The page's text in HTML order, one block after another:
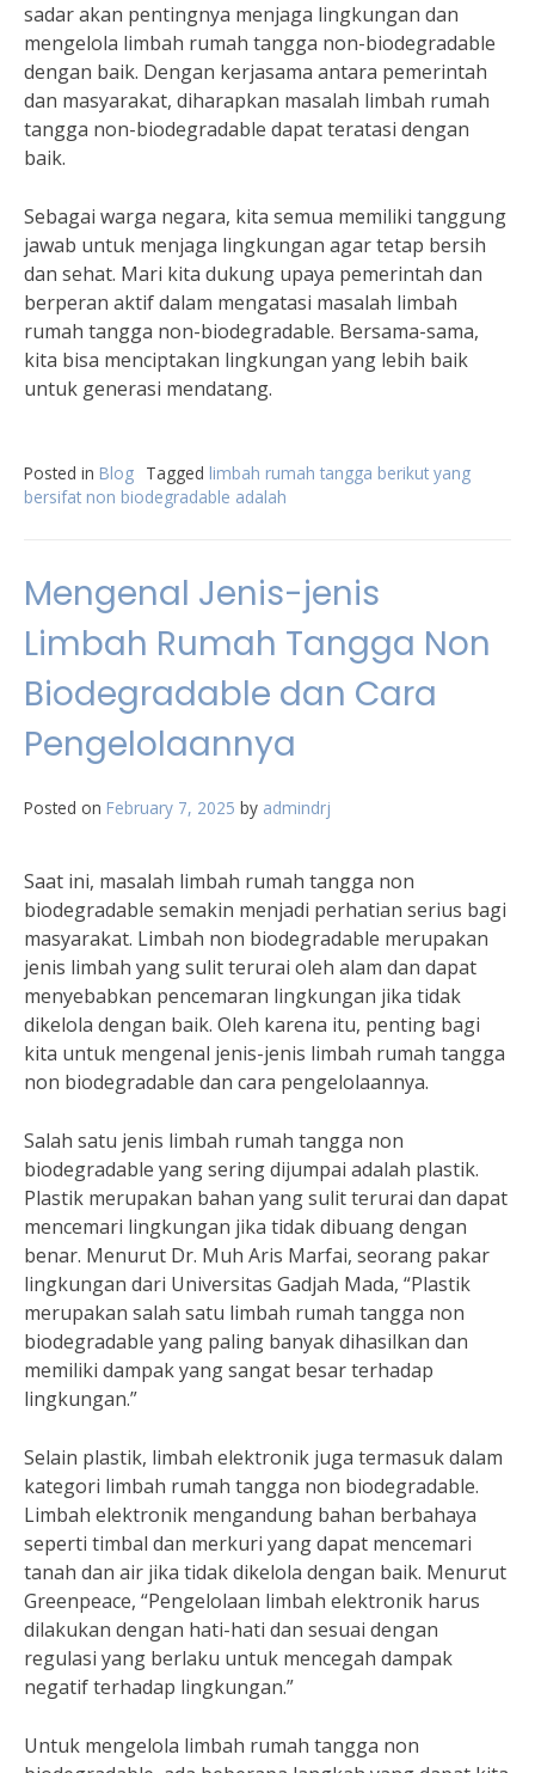
sadar akan pentingnya menjaga lingkungan dan
mengelola limbah rumah tangga non-biodegradable
dengan baik. Dengan kerjasama antara pemerintah
dan masyarakat, diharapkan masalah limbah rumah
tangga non-biodegradable dapat teratasi dengan
baik.
Sebagai warga negara, kita semua memiliki tanggung
jawab untuk menjaga lingkungan agar tetap bersih
dan sehat. Mari kita dukung upaya pemerintah dan
berperan aktif dalam mengatasi masalah limbah
rumah tangga non-biodegradable. Bersama-sama,
kita bisa menciptakan lingkungan yang lebih baik
untuk generasi mendatang.
Posted in Blog Tagged limbah rumah tangga berikut yang
bersifat non biodegradable adalah
Mengenal Jenis-jenis
Limbah Rumah Tangga Non
Biodegradable dan Cara
Pengelolaannya
Posted on February 7, 2025 by admindrj
Saat ini, masalah limbah rumah tangga non
biodegradable semakin menjadi perhatian serius bagi
masyarakat. Limbah non biodegradable merupakan
jenis limbah yang sulit terurai oleh alam dan dapat
menyebabkan pencemaran lingkungan jika tidak
dikelola dengan baik. Oleh karena itu, penting bagi
kita untuk mengenal jenis-jenis limbah rumah tangga
non biodegradable dan cara pengelolaannya.
Salah satu jenis limbah rumah tangga non
biodegradable yang sering dijumpai adalah plastik.
Plastik merupakan bahan yang sulit terurai dan dapat
mencemari lingkungan jika tidak dibuang dengan
benar. Menurut Dr. Muh Aris Marfai, seorang pakar
lingkungan dari Universitas Gadjah Mada, “Plastik
merupakan salah satu limbah rumah tangga non
biodegradable yang paling banyak dihasilkan dan
memiliki dampak yang sangat besar terhadap
lingkungan.”
Selain plastik, limbah elektronik juga termasuk dalam
kategori limbah rumah tangga non biodegradable.
Limbah elektronik mengandung bahan berbahaya
seperti timbal dan merkuri yang dapat mencemari
tanah dan air jika tidak dikelola dengan baik. Menurut
Greenpeace, “Pengelolaan limbah elektronik harus
dilakukan dengan hati-hati dan sesuai dengan
regulasi yang berlaku untuk mencegah dampak
negatif terhadap lingkungan.”
Untuk mengelola limbah rumah tangga non